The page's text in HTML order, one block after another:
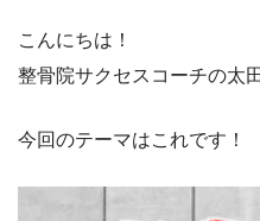
こんにちは！
整骨院サクセスコーチの太
今回のテーマはこれです！